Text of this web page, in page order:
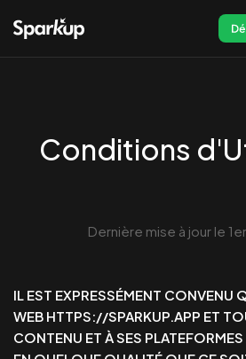
Conditions
Dernière mise à jour le
IL EST EXPRESSÉMENT CONVENU
WEB HTTPS://SPARKUP.APP ET
CONTENU ET À SES